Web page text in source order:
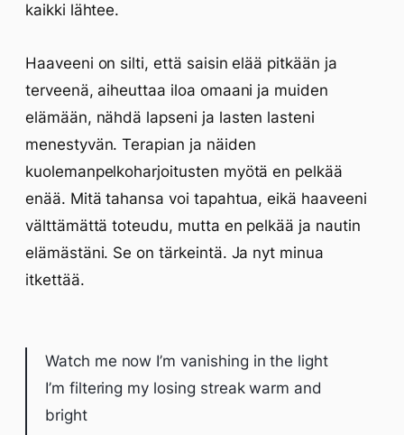
kaikki lähtee.
Haaveeni on silti, että saisin elää pitkään ja
terveenä, aiheuttaa iloa omaani ja muiden
elämään, nähdä lapseni ja lasten lasteni
menestyvän. Terapian ja näiden
kuolemanpelkoharjoitusten myötä en pelkää
enää. Mitä tahansa voi tapahtua, eikä haaveeni
välttämättä toteudu, mutta en pelkää ja nautin
elämästäni. Se on tärkeintä. Ja nyt minua
itkettää.
Watch me now I’m vanishing in the light
I’m filtering my losing streak warm and
bright